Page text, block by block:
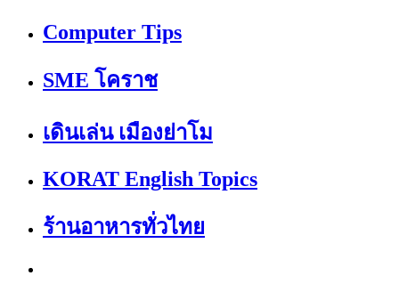
Computer Tips
SME โคราช
เดินเล่น เมืองย่าโม
KORAT English Topics
ร้านอาหารทั่วไทย